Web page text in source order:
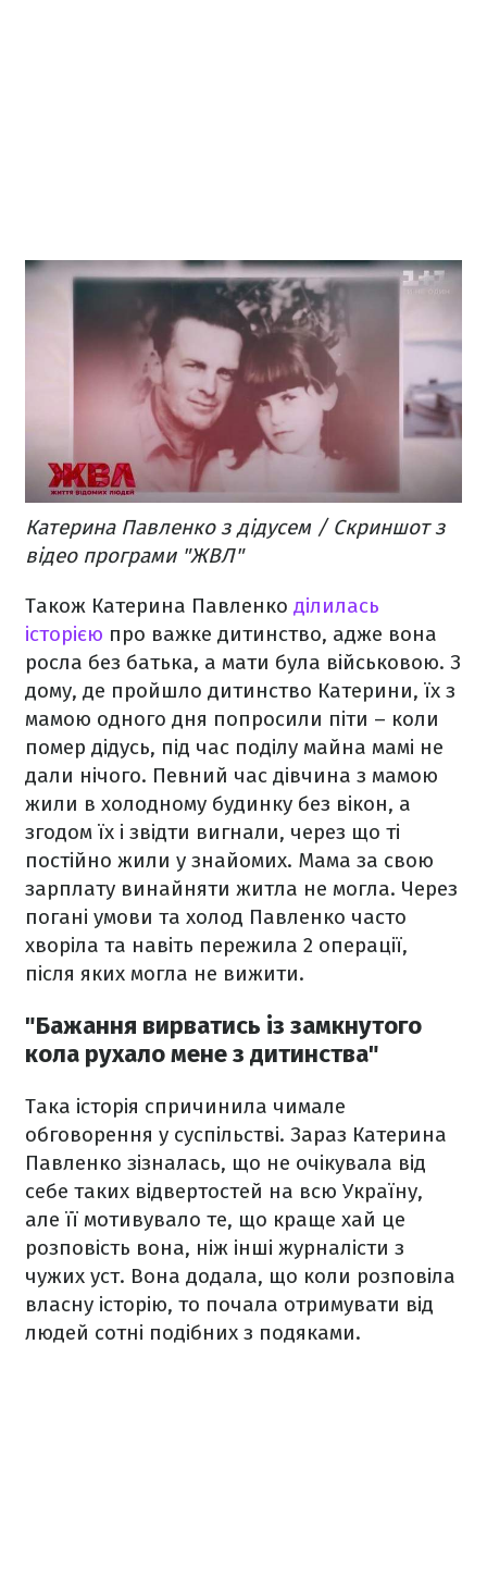
Катерина Павленко з дідусем / Скриншот з
відео програми "ЖВЛ"
Також Катерина Павленко ділилась
історією про важке дитинство, адже вона
росла без батька, а мати була військовою. З
дому, де пройшло дитинство Катерини, їх з
мамою одного дня попросили піти – коли
помер дідусь, під час поділу майна мамі не
дали нічого. Певний час дівчина з мамою
жили в холодному будинку без вікон, а
згодом їх і звідти вигнали, через що ті
постійно жили у знайомих. Мама за свою
зарплату винайняти житла не могла. Через
погані умови та холод Павленко часто
хворіла та навіть пережила 2 операції,
після яких могла не вижити.
"Бажання вирватись із замкнутого
кола рухало мене з дитинства"
Така історія спричинила чимале
обговорення у суспільстві. Зараз Катерина
Павленко зізналась, що не очікувала від
себе таких відвертостей на всю Україну,
але її мотивувало те, що краще хай це
розповість вона, ніж інші журналісти з
чужих уст. Вона додала, що коли розповіла
власну історію, то почала отримувати від
людей сотні подібних з подяками.